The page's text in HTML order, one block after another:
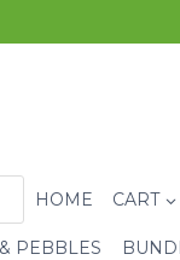
HOME CART
PEBBLES